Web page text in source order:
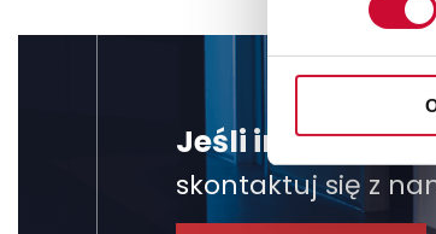
Jeśli interesuje
skontaktuj się z